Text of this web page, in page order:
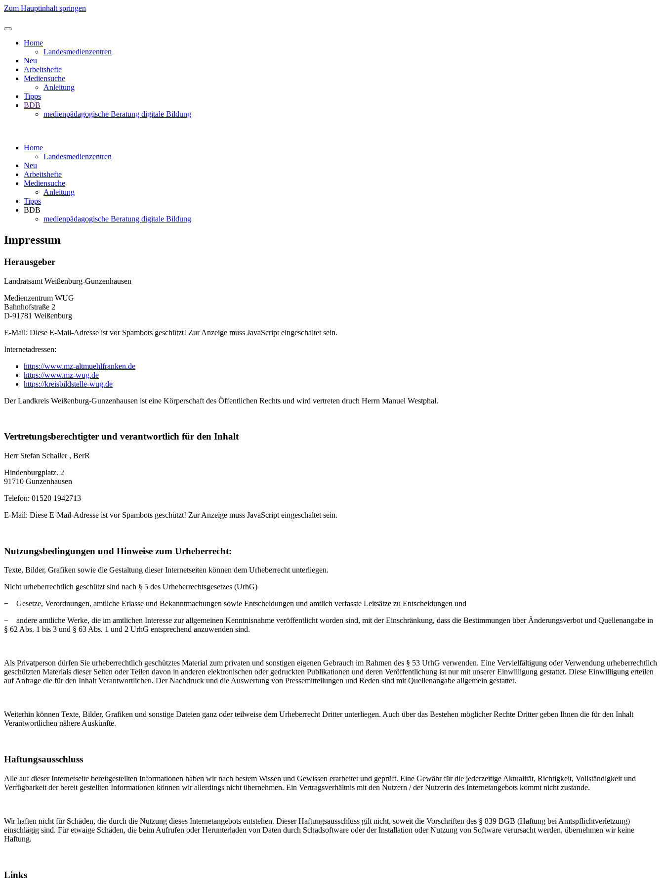
Zum Hauptinhalt springen
Home
Landesmedienzentren
Neu
Arbeitshefte
Mediensuche
Anleitung
Tipps
BDB
medienpädagogische Beratung digitale Bildung
Home
Landesmedienzentren
Neu
Arbeitshefte
Mediensuche
Anleitung
Tipps
BDB
medienpädagogische Beratung digitale Bildung
Impressum
Herausgeber
Landratsamt Weißenburg-Gunzenhausen
Medienzentrum WUG
Bahnhofstraße 2
D-91781 Weißenburg
E-Mail: Diese E-Mail-Adresse ist vor Spambots geschützt! Zur Anzeige muss JavaScript eingeschaltet sein.
Internetadressen:
https://www.mz-altmuehlfranken.de
https://www.mz-wug.de
https://kreisbildstelle-wug.de
Der Landkreis Weißenburg-Gunzenhausen ist eine Körperschaft des Öffentlichen Rechts und wird vertreten druch Herrn Manuel Westphal.
Vertretungsberechtigter und verantwortlich für den Inhalt
Herr Stefan Schaller , BerR
Hindenburgplatz. 2
91710 Gunzenhausen
Telefon: 01520 1942713
E-Mail: Diese E-Mail-Adresse ist vor Spambots geschützt! Zur Anzeige muss JavaScript eingeschaltet sein.
Nutzungsbedingungen und Hinweise zum Urheberrecht:
Texte, Bilder, Grafiken sowie die Gestaltung dieser Internetseiten können dem Urheberrecht unterliegen.
Nicht urheberrechtlich geschützt sind nach § 5 des Urheberrechtsgesetzes (UrhG)
− Gesetze, Verordnungen, amtliche Erlasse und Bekanntmachungen sowie Entscheidungen und amtlich verfasste Leitsätze zu Entscheidungen und
− andere amtliche Werke, die im amtlichen Interesse zur allgemeinen Kenntnisnahme veröffentlicht worden sind, mit der Einschränkung, dass die Bestimmungen über Änderungsverbot und Quellenangabe in
§ 62 Abs. 1 bis 3 und § 63 Abs. 1 und 2 UrhG entsprechend anzuwenden sind.
Als Privatperson dürfen Sie urheberrechtlich geschütztes Material zum privaten und sonstigen eigenen Gebrauch im Rahmen des § 53 UrhG verwenden. Eine Vervielfältigung oder Verwendung urheberrechtlich
geschützten Materials dieser Seiten oder Teilen davon in anderen elektronischen oder gedruckten Publikationen und deren Veröffentlichung ist nur mit unserer Einwilligung gestattet. Diese Einwilligung erteilen
auf Anfrage die für den Inhalt Verantwortlichen. Der Nachdruck und die Auswertung von Pressemitteilungen und Reden sind mit Quellenangabe allgemein gestattet.
Weiterhin können Texte, Bilder, Grafiken und sonstige Dateien ganz oder teilweise dem Urheberrecht Dritter unterliegen. Auch über das Bestehen möglicher Rechte Dritter geben Ihnen die für den Inhalt
Verantwortlichen nähere Auskünfte.
Haftungsausschluss
Alle auf dieser Internetseite bereitgestellten Informationen haben wir nach bestem Wissen und Gewissen erarbeitet und geprüft. Eine Gewähr für die jederzeitige Aktualität, Richtigkeit, Vollständigkeit und
Verfügbarkeit der bereit gestellten Informationen können wir allerdings nicht übernehmen. Ein Vertragsverhältnis mit den Nutzern / der Nutzerin des Internetangebots kommt nicht zustande.
Wir haften nicht für Schäden, die durch die Nutzung dieses Internetangebots entstehen. Dieser Haftungsausschluss gilt nicht, soweit die Vorschriften des § 839 BGB (Haftung bei Amtspflichtverletzung)
einschlägig sind. Für etwaige Schäden, die beim Aufrufen oder Herunterladen von Daten durch Schadsoftware oder der Installation oder Nutzung von Software verursacht werden, übernehmen wir keine
Haftung.
Links